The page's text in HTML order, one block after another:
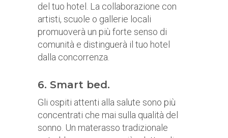
del tuo hotel. La collaborazione con
artisti, scuole o gallerie locali
promuoverà un più forte senso di
comunità e distinguerà il tuo hotel
dalla concorrenza.
6. Smart bed.
Gli ospiti attenti alla salute sono più
concentrati che mai sulla qualità del
sonno. Un materasso tradizionale